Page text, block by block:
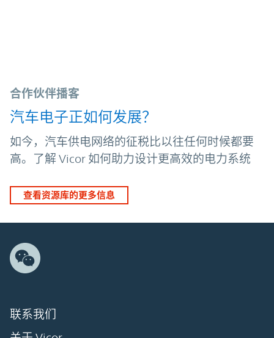
合作伙伴播客
汽车电子正如何发展？
如今，汽车供电网络的征税比以往任何时候都要
高。了解 Vicor 如何助力设计更高效的电力系统
查看资源库的更多信息
联系我们